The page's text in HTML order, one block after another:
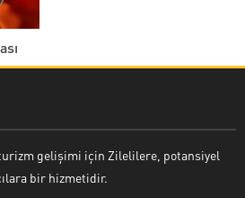
gelişimi için Zilelilere, potansiyel
bir hizmetidir.